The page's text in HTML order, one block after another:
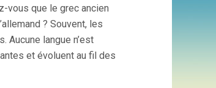
vous que le grec ancien
? Souvent, les
Aucune langue n’est
et évoluent au fil des